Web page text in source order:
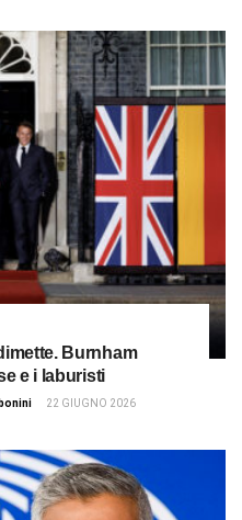
Burnham
e i laburisti
22 GIUGNO 2026